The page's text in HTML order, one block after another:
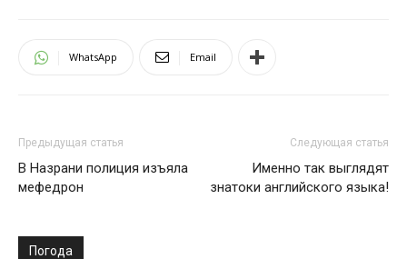
WhatsApp Email
Предыдущая статья
В Назрани полиция изъяла
мефедрон
Следующая статья
Именно так выглядят
знатоки английского языка!
Погода